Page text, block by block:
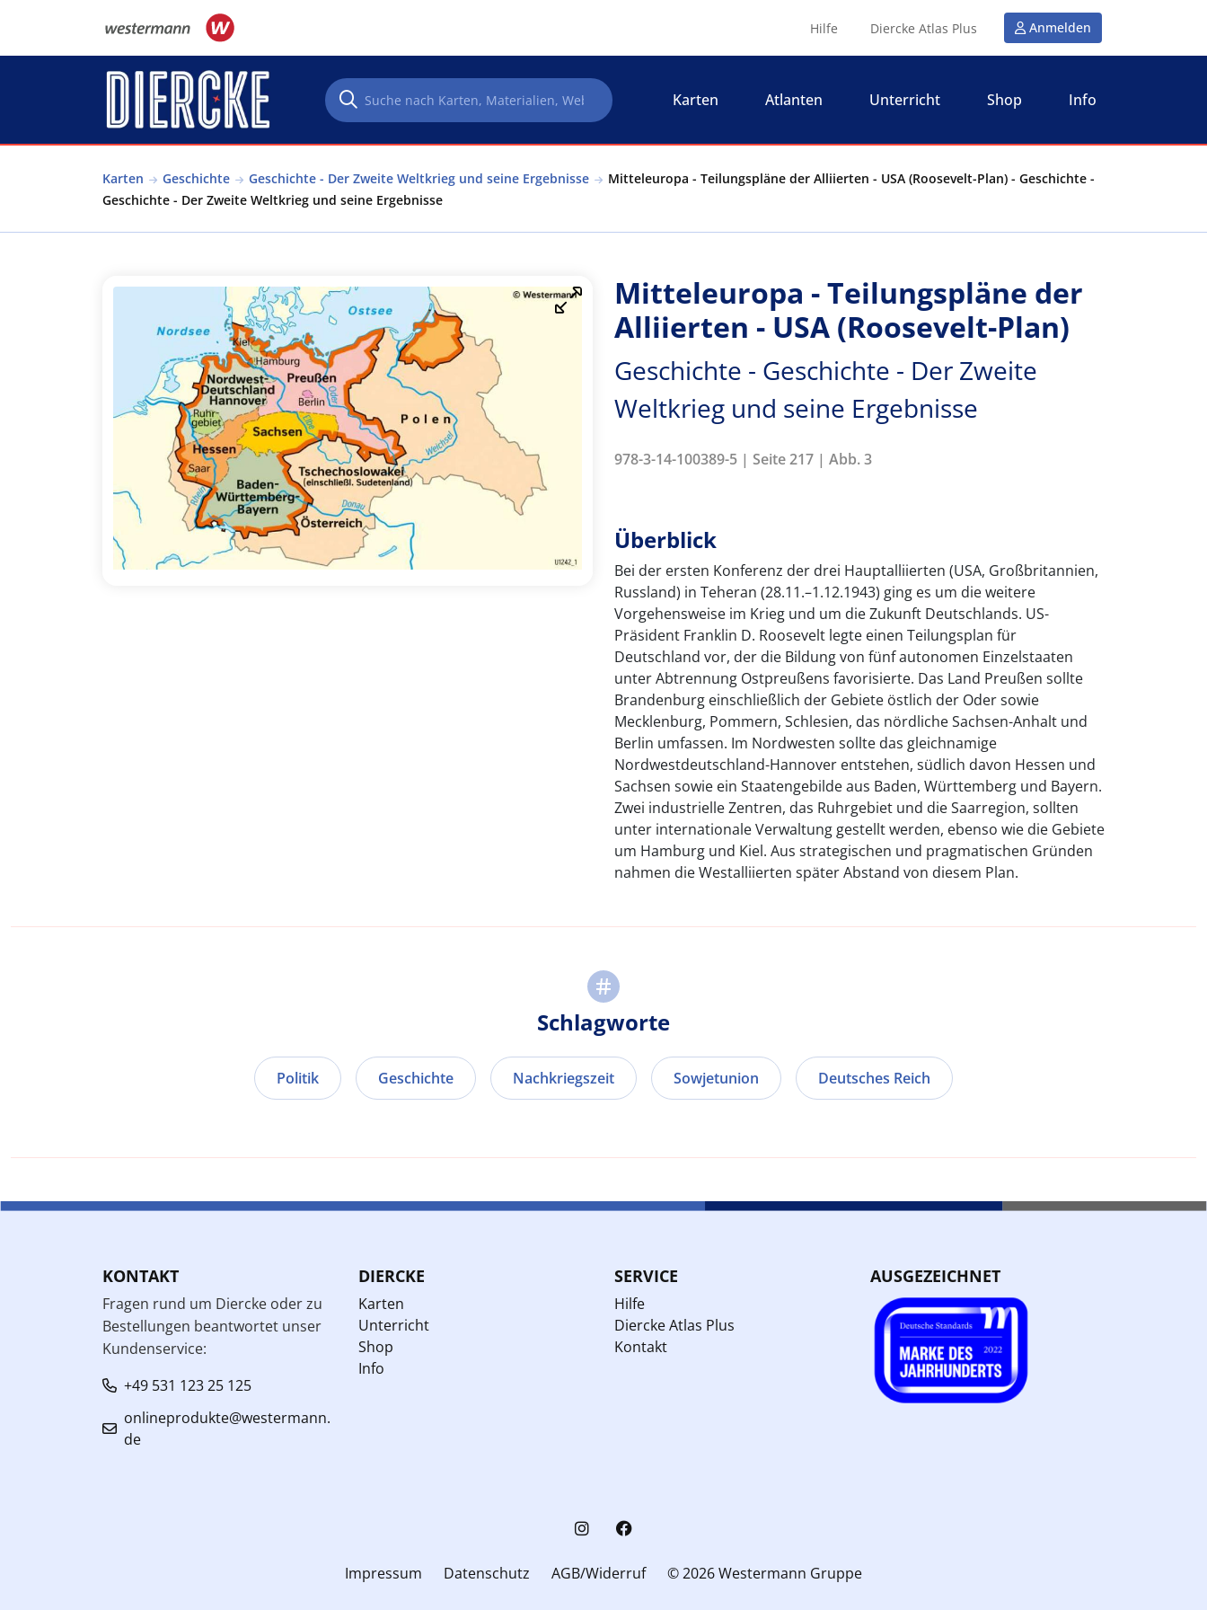
Hilfe Diercke Atlas Plus Anmelden
Karten Atlanten Unterricht Shop Info
Karten Geschichte Geschichte - Der Zweite Weltkrieg und seine Ergebnisse
Mitteleuropa - Teilungspläne der Alliierten - USA (Roosevelt-Plan) - Geschichte -
Geschichte - Der Zweite Weltkrieg und seine Ergebnisse
Mitteleuropa - Teilungspläne der
Alliierten - USA (Roosevelt-Plan)
Geschichte - Geschichte - Der Zweite
Weltkrieg und seine Ergebnisse
978-3-14-100389-5 | Seite 217 | Abb. 3
Überblick
Bei der ersten Konferenz der drei Hauptalliierten (USA, Großbritannien,
Russland) in Teheran (28.11.–1.12.1943) ging es um die weitere
Vorgehensweise im Krieg und um die Zukunft Deutschlands. US-
Präsident Franklin D. Roosevelt legte einen Teilungsplan für
Deutschland vor, der die Bildung von fünf autonomen Einzelstaaten
unter Abtrennung Ostpreußens favorisierte. Das Land Preußen sollte
Brandenburg einschließlich der Gebiete östlich der Oder sowie
Mecklenburg, Pommern, Schlesien, das nördliche Sachsen-Anhalt und
Berlin umfassen. Im Nordwesten sollte das gleichnamige
Nordwestdeutschland-Hannover entstehen, südlich davon Hessen und
Sachsen sowie ein Staatengebilde aus Baden, Württemberg und Bayern.
Zwei industrielle Zentren, das Ruhrgebiet und die Saarregion, sollten
unter internationale Verwaltung gestellt werden, ebenso wie die Gebiete
um Hamburg und Kiel. Aus strategischen und pragmatischen Gründen
nahmen die Westalliierten später Abstand von diesem Plan.
Schlagworte
Politik Geschichte Nachkriegszeit Sowjetunion Deutsches Reich
KONTAKT
Fragen rund um Diercke oder zu
Bestellungen beantwortet unser
Kundenservice:
+49 531 123 25 125
onlineprodukte@westermann.
de
DIERCKE
Karten
Unterricht
Shop
Info
SERVICE
Hilfe
Diercke Atlas Plus
Kontakt
AUSGEZEICHNET
Impressum Datenschutz AGB/Widerruf © 2026 Westermann Gruppe